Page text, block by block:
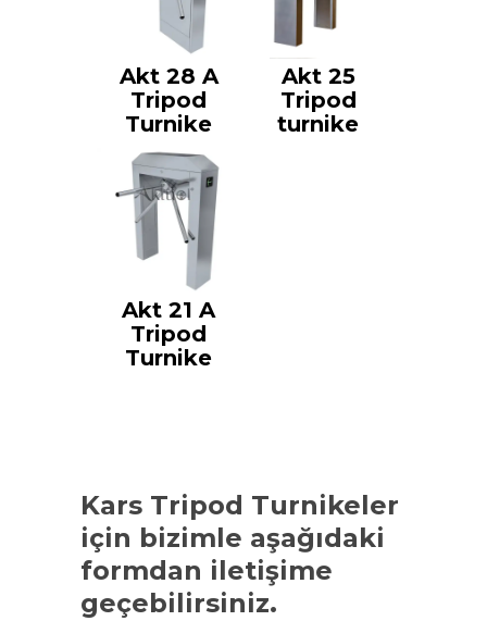
Akt 28 A
Tripod
Turnike
Akt 25
Tripod
turnike
Akt 21 A
Tripod
Turnike
Kars Tripod Turnikeler
için bizimle aşağıdaki
formdan iletişime
geçebilirsiniz.